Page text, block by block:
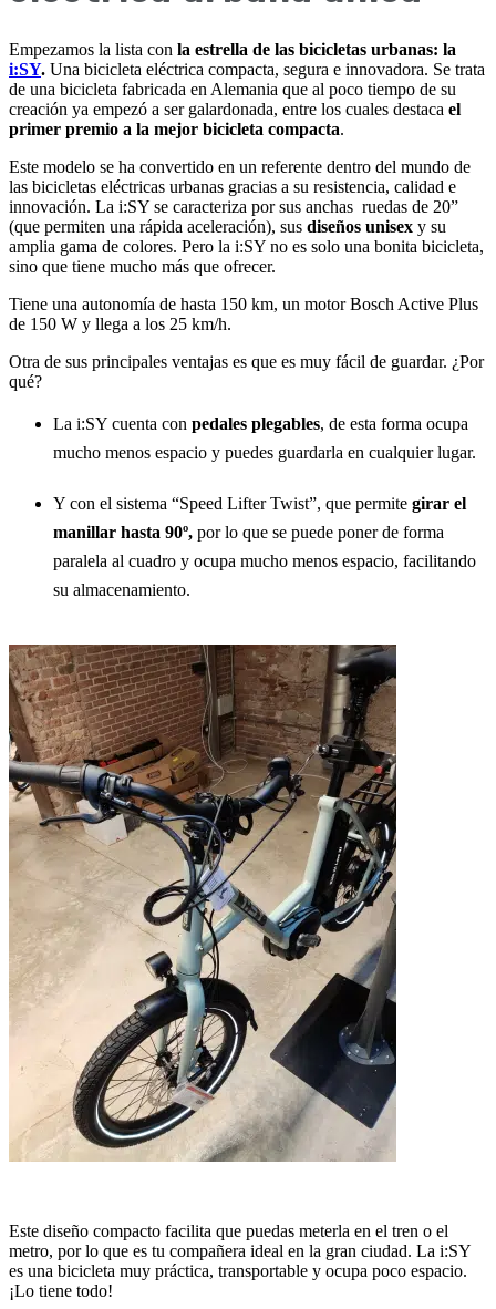
Empezamos la lista con la estrella de las bicicletas urbanas: la
i:SY. Una bicicleta eléctrica compacta, segura e innovadora. Se trata
de una bicicleta fabricada en Alemania que al poco tiempo de su
creación ya empezó a ser galardonada, entre los cuales destaca el
primer premio a la mejor bicicleta compacta.
Este modelo se ha convertido en un referente dentro del mundo de
las bicicletas eléctricas urbanas gracias a su resistencia, calidad e
innovación. La i:SY se caracteriza por sus anchas ruedas de 20”
(que permiten una rápida aceleración), sus diseños unisex y su
amplia gama de colores. Pero la i:SY no es solo una bonita bicicleta,
sino que tiene mucho más que ofrecer.
Tiene una autonomía de hasta 150 km, un motor Bosch Active Plus
de 150 W y llega a los 25 km/h.
Otra de sus principales ventajas es que es muy fácil de guardar. ¿Por
qué?
La i:SY cuenta con pedales plegables, de esta forma ocupa
mucho menos espacio y puedes guardarla en cualquier lugar.
Y con el sistema “Speed Lifter Twist”, que permite girar el
manillar hasta 90º, por lo que se puede poner de forma
paralela al cuadro y ocupa mucho menos espacio, facilitando
su almacenamiento.
Este diseño compacto facilita que puedas meterla en el tren o el
metro, por lo que es tu compañera ideal en la gran ciudad. La i:SY
es una bicicleta muy práctica, transportable y ocupa poco espacio.
¡Lo tiene todo!